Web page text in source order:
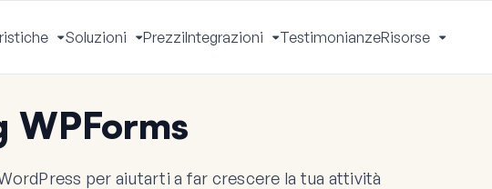
Apri
Menu
Soluzioni
Apri
Menu
PrezziIntegrazioni
Apri
Menu
TestimonianzeRisorse
Menu
WPForms
per aiutarti a far crescere la tua attività